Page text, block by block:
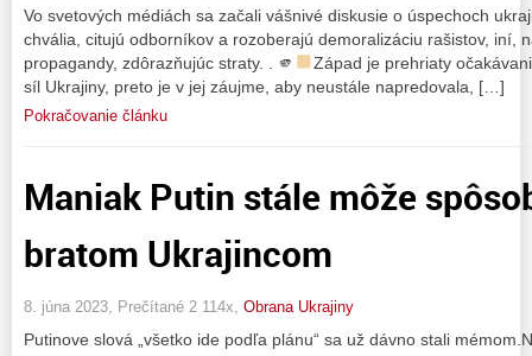
Vo svetových médiách sa začali vášnivé diskusie o úspechoch
chvália, citujú odborníkov a rozoberajú demoralizáciu rašistov, iní,
propagandy, zdôrazňujúc straty. . 🫵
Západ je prehriaty
síl Ukrajiny, preto je v jej záujme, aby neustále napredovala, […]
Pokračovanie článku
Maniak Putin stále môže
bratom Ukrajincom
8. júna 2023, Prečítané 2 114x, Obrana Ukrajiny
Putinove slová „všetko ide podľa plánu“ sa už dávno stali